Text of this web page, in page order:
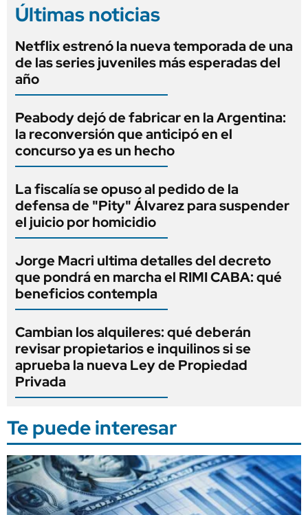
Últimas noticias
Netflix estrenó la nueva temporada de una
de las series juveniles más esperadas del
año
Peabody dejó de fabricar en la Argentina:
la reconversión que anticipó en el
concurso ya es un hecho
La fiscalía se opuso al pedido de la
defensa de "Pity" Álvarez para suspender
el juicio por homicidio
Jorge Macri ultima detalles del decreto
que pondrá en marcha el RIMI CABA: qué
beneficios contempla
Cambian los alquileres: qué deberán
revisar propietarios e inquilinos si se
aprueba la nueva Ley de Propiedad
Privada
Te puede interesar